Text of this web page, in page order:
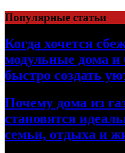
Перейти
к
содержимому
Популярные статьи
Когда хочется
модульные дома и
быстро создать
Почему дома из
становятся
семьи, отдыха и